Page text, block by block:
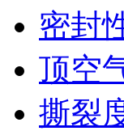
密封
顶空
撕裂